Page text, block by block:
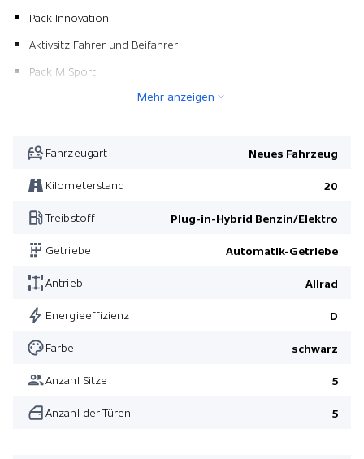
Pack Innovation
Aktivsitz Fahrer und Beifahrer
Pack M Sport
BMW Repair 4 Jahre/ 200'000 km
Pack M Sport Edition
Lenkradheizung
Driving Assistant Professional
Metallic-Lackierung
Fernlichtassistent
Pack Innovation
Pack M Sport Edition
Mehr anzeigen
Fahrzeugart Neues Fahrzeug
Kilometerstand 20
Treibstoff Plug-in-Hybrid Benzin/Elektro
Getriebe Automatik-Getriebe
Antrieb Allrad
Energieeffizienz D
Farbe schwarz
Anzahl Sitze 5
Anzahl der Türen 5